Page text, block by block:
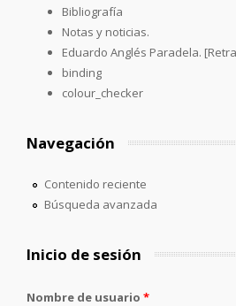
Bibliografía
Notas y noticias.
Eduardo Anglés Paradela.
binding
colour_checker
Navegación
Contenido reciente
Búsqueda avanzada
Inicio de sesión
Nombre de usuario *